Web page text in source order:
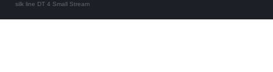
silk line DT 4 Small Stream